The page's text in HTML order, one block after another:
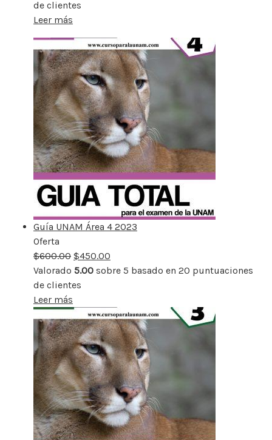
de clientes
Leer más
Guía UNAM Área 4 2023
Oferta
rebajado
$600.00 $450.00
Valorado 5.00 sobre 5 basado en 20 puntuaciones
de clientes
Leer más